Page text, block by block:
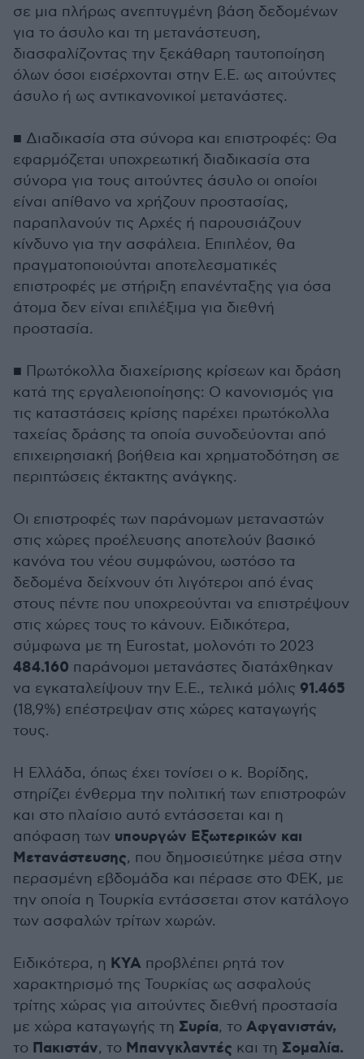
σε μια πλήρως ανεπτυγμένη βάση δεδομένων
για το άσυλο και τη μετανάστευση,
διασφαλίζοντας την ξεκάθαρη ταυτοποίηση
όλων όσοι εισέρχονται στην Ε.Ε. ως αιτούντες
άσυλο ή ως αντικανονικοί μετανάστες.
■ Διαδικασία στα σύνορα και επιστροφές: Θα
εφαρμόζεται υποχρεωτική διαδικασία στα
σύνορα για τους αιτούντες άσυλο οι οποίοι
είναι απίθανο να χρήζουν προστασίας,
παραπλανούν τις Αρχές ή παρουσιάζουν
κίνδυνο για την ασφάλεια. Επιπλέον, θα
πραγματοποιούνται αποτελεσματικές
επιστροφές με στήριξη επανένταξης για όσα
άτομα δεν είναι επιλέξιμα για διεθνή
προστασία.
■ Πρωτόκολλα διαχείρισης κρίσεων και δράση
κατά της εργαλειοποίησης: Ο κανονισμός για
τις καταστάσεις κρίσης παρέχει πρωτόκολλα
ταχείας δράσης τα οποία συνοδεύονται από
επιχειρησιακή βοήθεια και χρηματοδότηση σε
περιπτώσεις έκτακτης ανάγκης.
Οι επιστροφές των παράνομων μεταναστών
στις χώρες προέλευσης αποτελούν βασικό
κανόνα του νέου συμφώνου, ωστόσο τα
δεδομένα δείχνουν ότι λιγότεροι από ένας
στους πέντε που υποχρεούνται να επιστρέψουν
στις χώρες τους το κάνουν. Ειδικότερα,
σύμφωνα με τη Eurostat, μολονότι το 2023
484.160 παράνομοι μετανάστες διατάχθηκαν
να εγκαταλείψουν την Ε.Ε., τελικά μόλις 91.465
(18,9%) επέστρεψαν στις χώρες καταγωγής
τους.
Η Ελλάδα, όπως έχει τονίσει ο κ. Βορίδης,
στηρίζει ένθερμα την πολιτική των επιστροφών
και στο πλαίσιο αυτό εντάσσεται και η
απόφαση των υπουργών Εξωτερικών και
Μετανάστευσης, που δημοσιεύτηκε μέσα στην
περασμένη εβδομάδα και πέρασε στο ΦΕΚ, με
την οποία η Τουρκία εντάσσεται στον κατάλογο
των ασφαλών τρίτων χωρών.
Ειδικότερα, η ΚΥΑ προβλέπει ρητά τον
χαρακτηρισμό της Τουρκίας ως ασφαλούς
τρίτης χώρας για αιτούντες διεθνή προστασία
με χώρα καταγωγής τη Συρία, το Αφγανιστάν,
το Πακιστάν, το Μπανγκλαντές και τη Σομαλία.